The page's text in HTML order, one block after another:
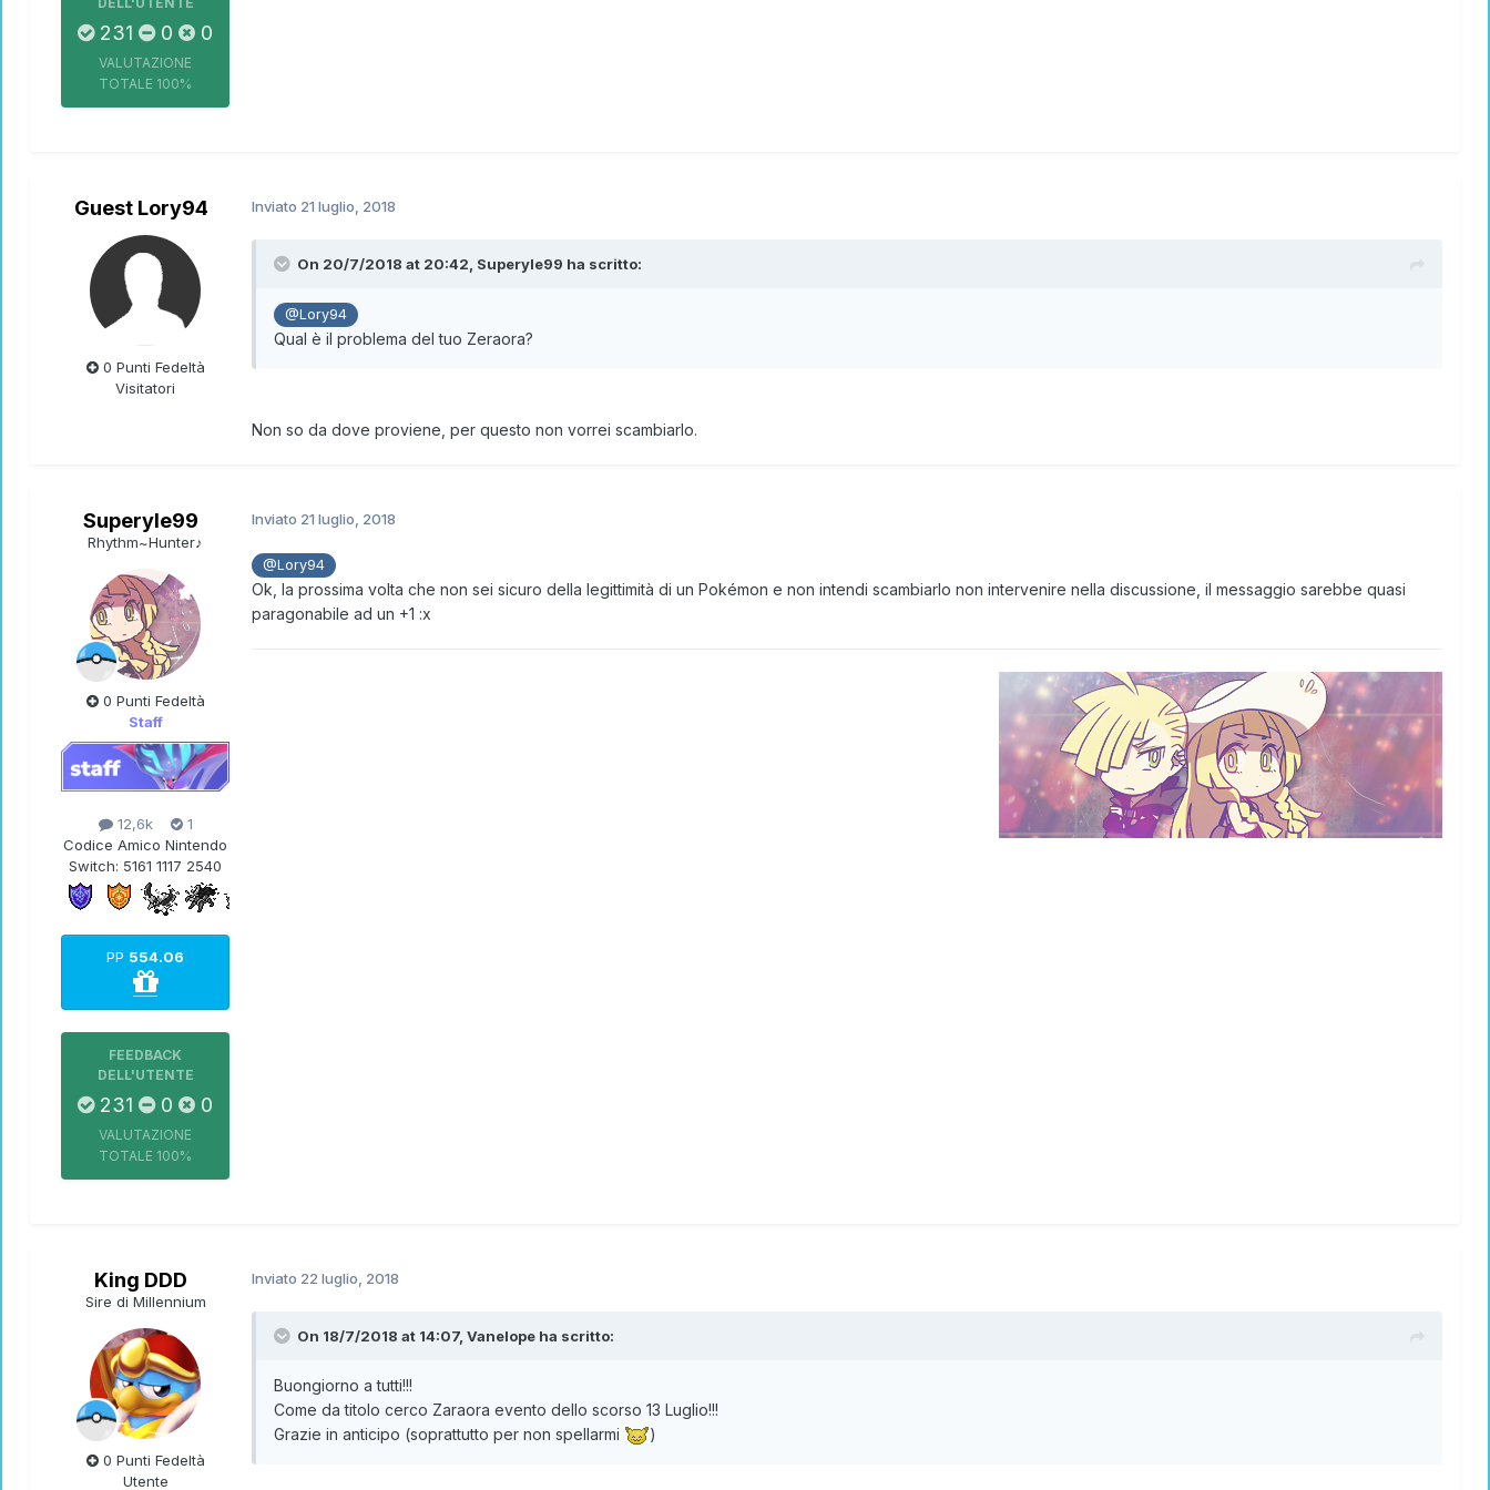
231 0 0
VALUTAZIONE
TOTALE 100%
Guest Lory94
0 Punti Fedeltà
Visitatori
Inviato 21 luglio, 2018
On 20/7/2018 at 20:42, Superyle99 ha scritto:
@Lory94
Qual è il problema del tuo Zeraora?
Non so da dove proviene, per questo non vorrei scambiarlo.
Superyle99
Rhythm~Hunter♪
0 Punti Fedeltà
Staff
12,6k
1
Codice Amico Nintendo
Switch: 5161 1117 2540
PP 554.06
FEEDBACK
DELL'UTENTE
231 0 0
VALUTAZIONE
TOTALE 100%
Inviato 21 luglio, 2018
@Lory94
Ok, la prossima volta che non sei sicuro della legittimità di un Pokémon e non intendi scambiarlo non intervenire nella discussione, il messaggio sarebbe quasi
paragonabile ad un +1 :x
King DDD
Sire di Millennium
0 Punti Fedeltà
Utente
Inviato 22 luglio, 2018
On 18/7/2018 at 14:07, Vanelope ha scritto:
Buongiorno a tutti!!!
Come da titolo cerco Zaraora evento dello scorso 13 Luglio!!!
Grazie in anticipo (soprattutto per non spellarmi
)